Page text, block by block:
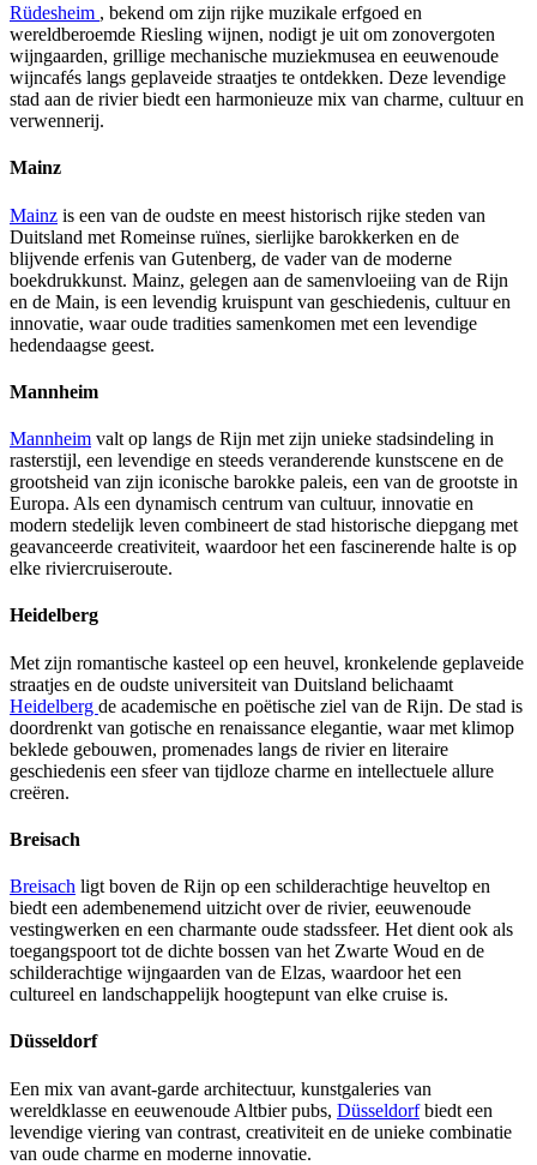
Rüdesheim , bekend om zijn rijke muzikale erfgoed en
wereldberoemde Riesling wijnen, nodigt je uit om zonovergoten
wijngaarden, grillige mechanische muziekmusea en eeuwenoude
wijncafés langs geplaveide straatjes te ontdekken. Deze levendige
stad aan de rivier biedt een harmonieuze mix van charme, cultuur en
verwennerij.
Mainz
Mainz is een van de oudste en meest historisch rijke steden van
Duitsland met Romeinse ruïnes, sierlijke barokkerken en de
blijvende erfenis van Gutenberg, de vader van de moderne
boekdrukkunst. Mainz, gelegen aan de samenvloeiing van de Rijn
en de Main, is een levendig kruispunt van geschiedenis, cultuur en
innovatie, waar oude tradities samenkomen met een levendige
hedendaagse geest.
Mannheim
Mannheim valt op langs de Rijn met zijn unieke stadsindeling in
rasterstijl, een levendige en steeds veranderende kunstscene en de
grootsheid van zijn iconische barokke paleis, een van de grootste in
Europa. Als een dynamisch centrum van cultuur, innovatie en
modern stedelijk leven combineert de stad historische diepgang met
geavanceerde creativiteit, waardoor het een fascinerende halte is op
elke riviercruiseroute.
Heidelberg
Met zijn romantische kasteel op een heuvel, kronkelende geplaveide
straatjes en de oudste universiteit van Duitsland belichaamt
Heidelberg de academische en poëtische ziel van de Rijn. De stad is
doordrenkt van gotische en renaissance elegantie, waar met klimop
beklede gebouwen, promenades langs de rivier en literaire
geschiedenis een sfeer van tijdloze charme en intellectuele allure
creëren.
Breisach
Breisach ligt boven de Rijn op een schilderachtige heuveltop en
biedt een adembenemend uitzicht over de rivier, eeuwenoude
vestingwerken en een charmante oude stadssfeer. Het dient ook als
toegangspoort tot de dichte bossen van het Zwarte Woud en de
schilderachtige wijngaarden van de Elzas, waardoor het een
cultureel en landschappelijk hoogtepunt van elke cruise is.
Düsseldorf
Een mix van avant-garde architectuur, kunstgaleries van
wereldklasse en eeuwenoude Altbier pubs, Düsseldorfbiedt een
levendige viering van contrast, creativiteit en de unieke combinatie
van oude charme en moderne innovatie.